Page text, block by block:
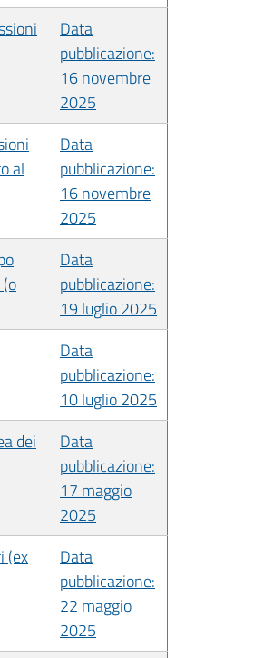
Data
pubblicazione:
16 novembre
2025
al
Data
pubblicazione:
16 novembre
2025
Data
pubblicazione:
19 luglio 2025
Data
pubblicazione:
10 luglio 2025
dei
Data
pubblicazione:
17 maggio
2025
(ex
Data
pubblicazione:
22 maggio
2025